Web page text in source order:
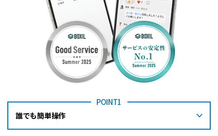
POINT1
誰でも簡単操作